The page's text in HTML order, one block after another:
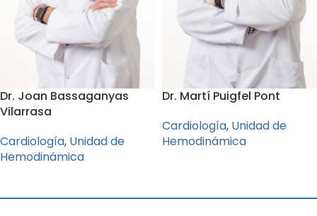
Dr. Joan Bassaganyas
Vilarrasa
Cardiología, Unidad de
Hemodinámica
Dr. Martí Puigfel Pont
Cardiología, Unidad de
Hemodinámica